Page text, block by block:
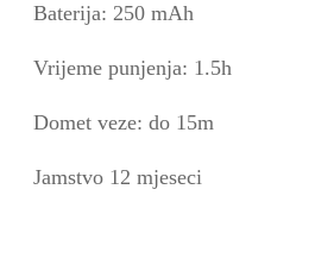
Baterija: 250 mAh
Vrijeme punjenja: 1.5h
Domet veze: do 15m
Jamstvo 12 mjeseci